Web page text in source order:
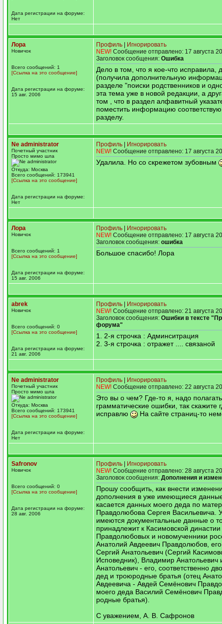
Дата регистрации на форуме:
Нет
Лора
Новичок
Всего сообщений: 1
[Ссылка на это сообщение]
Дата регистрации на форуме:
15 авг. 2006
Профиль
Игнорировать
NEW! Сообщение отправлено: 17 августа
Заголовок сообщения: Ошибка
Дело в том, что я кое-что исправила,
(получила дополнительную
разделе "поиски родственников и
эта тема уже в новой редакции, а
том , что в раздел алфавитный
поместить информацию
разделу.
Ne administrator
Почетный участник
Просто мимо шла
Откуда: Москва
Всего сообщений: 173941
[Ссылка на это сообщение]
Дата регистрации на форуме:
Нет
Профиль
Игнорировать
NEW! Сообщение отправлено: 17 августа
Удалила. Но со скрежетом зубовным
Лора
Новичок
Всего сообщений: 1
[Ссылка на это сообщение]
Дата регистрации на форуме:
15 авг. 2006
Профиль
Игнорировать
NEW! Сообщение отправлено: 17 августа
Заголовок сообщения: ошибка
Большое спасибо! Лора
abrek
Новичок
Всего сообщений: 0
[Ссылка на это сообщение]
Дата регистрации на форуме:
21 авг. 2006
Профиль
Игнорировать
NEW! Сообщение отправлено: 21 августа
Заголовок сообщения: Ошибки в тексте
форума"
1. 2-я строчка : Админситрация
2. 3-я строчка : отражет .... связаной
Ne administrator
Почетный участник
Просто мимо шла
Откуда: Москва
Всего сообщений: 173941
[Ссылка на это сообщение]
Дата регистрации на форуме:
Нет
Профиль
Игнорировать
NEW! Сообщение отправлено: 22 августа
Это вы о чем? Где-то я, надо
грамматические ошибки, так скажите
исправлю
На сайте страниц-то
Safronov
Новичок
Всего сообщений: 0
[Ссылка на это сообщение]
Дата регистрации на форуме:
28 авг. 2006
Профиль
Игнорировать
NEW! Сообщение отправлено: 28 августа
Заголовок сообщения: Дополнения и
Прошу сообщить, как внести
дополнения в уже имеющиеся
касается данных моего деда по
Правдолюбова Сергея Васильевича.
имеются документальные данные о
принадлежит к Касимовской
Правдолюбовых и новомученники
Анатолий Авдеевич Правдолюбов,
Сергий Анатольевич (Сергий
Исповедник), Владимир Анатольевич
Анатольевич - его, соответственно
дед и троюродные братья (отец
Авдеевича - Авдей Семёнович
моего деда Василий Семёнович
родные братья).
С уважением, А. В. Сафронов